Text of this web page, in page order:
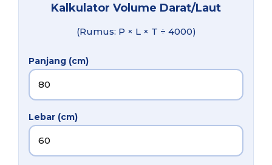
Kalkulator Volume Darat/Laut
(Rumus: P × L × T ÷ 4000)
Panjang (cm)
Lebar (cm)